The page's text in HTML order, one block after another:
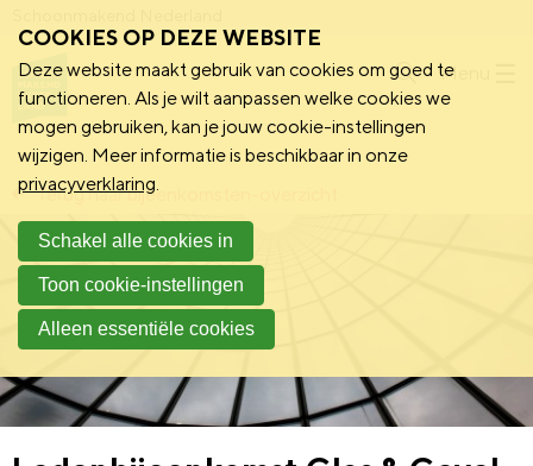
Menu
Terug naar bijeenkomsten-overzicht
COOKIES OP DEZE WEBSITE
Deze website maakt gebruik van cookies om goed te
functioneren. Als je wilt aanpassen welke cookies we
mogen gebruiken, kan je jouw cookie-instellingen
wijzigen. Meer informatie is beschikbaar in onze
privacyverklaring.
Schakel alle cookies in
Toon cookie-instellingen
Alleen essentiële cookies